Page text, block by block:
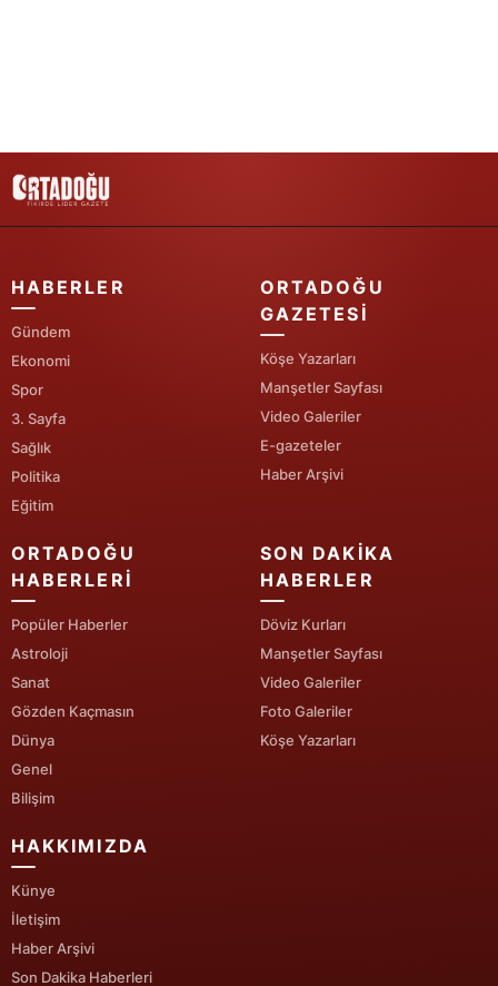
HABERLER
Gündem
Ekonomi
Spor
3. Sayfa
Sağlık
Politika
Eğitim
ORTADOĞU
GAZETESI
Köşe Yazarları
Manşetler Sayfası
Video Galeriler
E-gazeteler
Haber Arşivi
ORTADOĞU
HABERLERI
Popüler Haberler
Astroloji
Sanat
Gözden Kaçmasın
Dünya
Genel
Bilişim
SON DAKIKA
HABERLER
Döviz Kurları
Manşetler Sayfası
Video Galeriler
Foto Galeriler
Köşe Yazarları
HAKKIMIZDA
Künye
İletişim
Haber Arşivi
Son Dakika Haberleri